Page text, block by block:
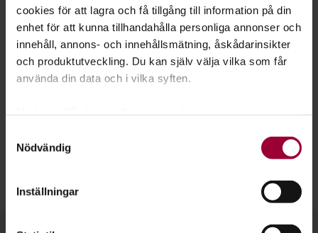
cookies för att lagra och få tillgång till information på din
enhet för att kunna tillhandahålla personliga annonser och
innehåll, annons- och innehållsmätning, åskådarinsikter
och produktutveckling. Du kan själv välja vilka som får
använda din data och i vilka syften.
som kan ha en noggrannhet på upp till flera meter
Nödvändig
Inställningar
Utifrån boken har Studiefrämjandet tagit fram en studieplan
för föreningar så att det blir lätt att starta en studiecirkel
och påbörja utvecklingen av föreningen.Läs mer om
studieplanen här!
Den svenska versionen är även tillgänglig som talbok och i
Läs mer om boken på Trinambai förlag.
Studiehandledningen är skriven på svenska.